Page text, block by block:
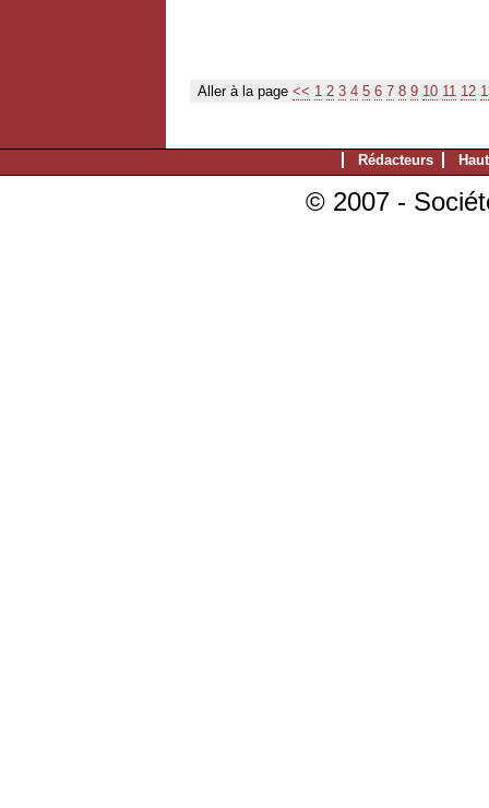
Aller à la page << 1 2 3 4 5 6 7 8 9 10 11 12
Rédacteurs
© 2007 -